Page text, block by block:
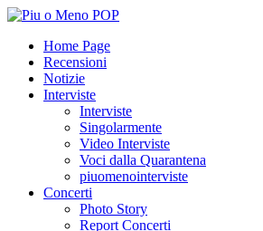
Home Page
Recensioni
Notizie
Interviste
Interviste
Singolarmente
Video Interviste
Voci dalla Quarantena
piuomenointerviste
Concerti
Photo Story
Report Concerti